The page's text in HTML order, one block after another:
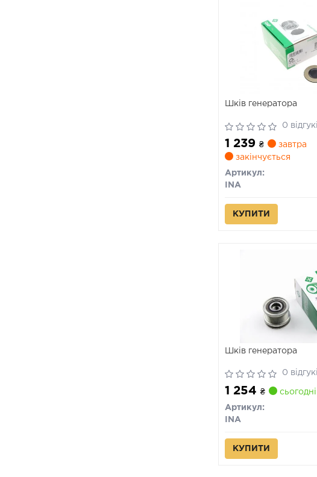
Шків генератора
0
1 239 ₴
завтра
закінчується
Артикул:
INA
КУПИТИ
Шків генератора
0
1 254 ₴ сьогодні
Артикул:
INA
КУПИТИ